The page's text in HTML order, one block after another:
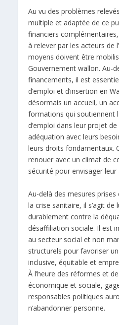
Au vu des problèmes
multiple et adaptée de ce
financiers
à relever par les acteurs de
moyens doivent être
Gouvernement wallon. Au-
financements, il est
d’emploi et d’insertion en
désormais un accueil, un
formations qui soutiennent
d’emploi dans leur projet
adéquation avec leurs
leurs droits fondamentaux.
renouer avec un climat de
sécurité pour envisager leur
Au-delà des mesures prises
la crise sanitaire, il s’agit
durablement contre la
désaffiliation sociale. Il est
au secteur social et non
structurels pour favoriser
inclusive, équitable et
À l’heure des réformes et
économique et sociale,
responsables politiques
n’abandonner personne.